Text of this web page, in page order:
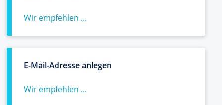
Wir empfehlen ...
E-Mail-Adresse anlegen
Wir empfehlen ...